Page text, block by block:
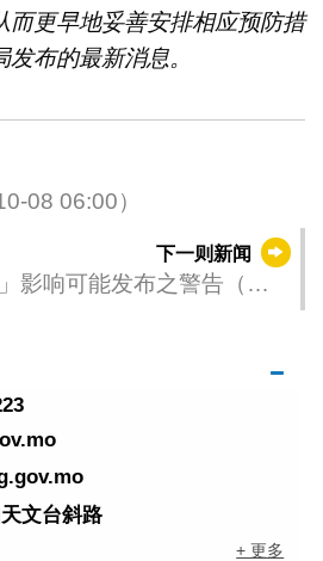
而更早地妥善安排相应预防措
布的最新消息。
08 06:00）
下一则新闻
影响可能发布之警告（更
文台斜路
+ 更多